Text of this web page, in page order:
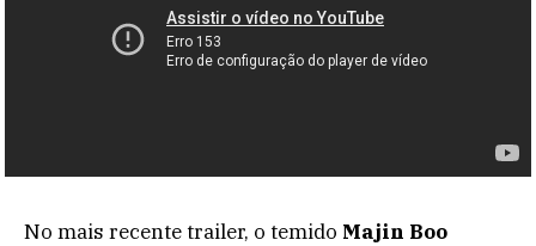
No mais recente trailer, o temido Majin Boo